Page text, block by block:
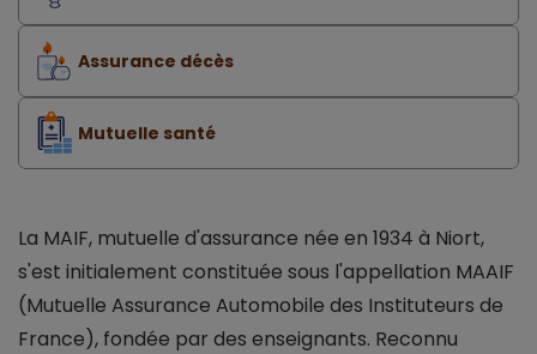
Assurance décès
Mutuelle santé
La MAIF, mutuelle d'assurance née en 1934 à Niort,
s'est initialement constituée sous l'appellation MAAIF
(Mutuelle Assurance Automobile des Instituteurs de
France), fondée par des enseignants. Reconnu